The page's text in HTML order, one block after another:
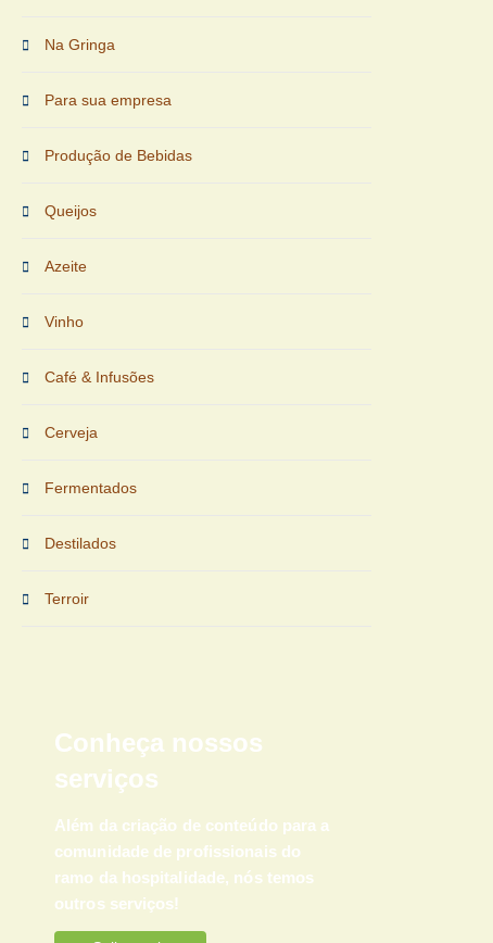
Na Gringa
Para sua empresa
Produção de Bebidas
Queijos
Azeite
Vinho
Café & Infusões
Cerveja
Fermentados
Destilados
Terroir
Conheça nossos
serviços
Além da criação de conteúdo para a
comunidade de profissionais do
ramo da hospitalidade, nós temos
outros serviços!